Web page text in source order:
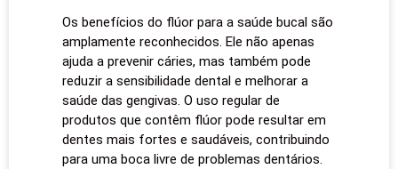
Os benefícios do flúor para a saúde bucal são
amplamente reconhecidos. Ele não apenas
ajuda a prevenir cáries, mas também pode
reduzir a sensibilidade dental e melhorar a
saúde das gengivas. O uso regular de
produtos que contêm flúor pode resultar em
dentes mais fortes e saudáveis, contribuindo
para uma boca livre de problemas dentários.